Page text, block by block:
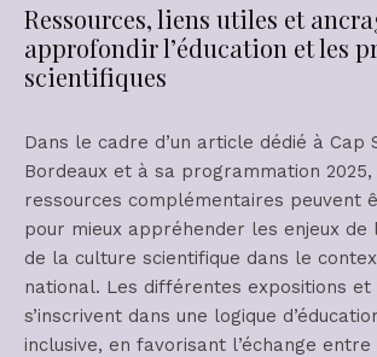
Ressources, liens utiles et
approfondir l’éducation et les
scientifiques
Dans le cadre d’un article dédié à Cap
Bordeaux et à sa programmation 2025,
ressources complémentaires peuvent
pour mieux appréhender les enjeux de
de la culture scientifique dans le
national. Les différentes expositions
s’inscrivent dans une logique
inclusive, en favorisant l’échange